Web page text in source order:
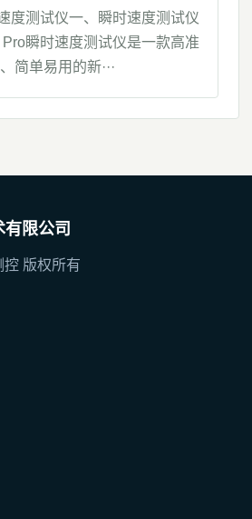
度测试仪一、瞬时速度测试仪
瞬时速度测试仪是一款高准
简单易用的新···
限公司
版权所有